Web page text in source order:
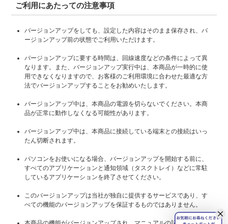
ご利用にあたっての注意事項
バージョンアップをしても、設定した内容はそのまま保存され、バ
ージョンアップ前の状態でご利用いただけます。
バージョンアップに要する時間は、回線速度などの条件によって異
なります。また、バージョンアップ実行中は、本商品が一時的に使
用できなくなりますので、お客様のご利用環境に合わせた最適な方
法でバージョンアップすることをお勧めいたします。
バージョンアップ中は、本商品の電源を切らないでください。本商
品が正常に動作しなくなる可能性があります。
バージョンアップ中は、本商品に接続している端末との接続はいっ
たん切断されます。
パソコンをお使いになる場合、バージョンアップを開始する前に、
すべてのアプリケーションと通知領域（タスクトレイ）などに常駐
しているアプリケーションを終了させてください。
このバージョンアップは当社が独自に提供するサービスであり、す
べての機能のバージョンアップを保証するものではありません。